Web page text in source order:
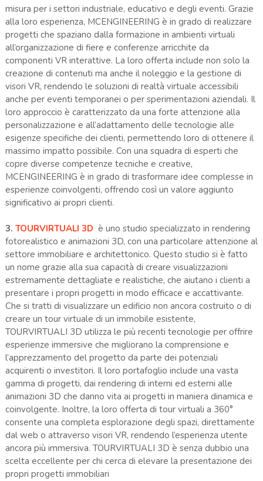
misura per i settori industriale, educativo e degli eventi. Grazie
alla loro esperienza, MCENGINEERING è in grado di realizzare
progetti che spaziano dalla formazione in ambienti virtuali
all’organizzazione di fiere e conferenze arricchite da
componenti VR interattive. La loro offerta include non solo la
creazione di contenuti ma anche il noleggio e la gestione di
visori VR, rendendo le soluzioni di realtà virtuale accessibili
anche per eventi temporanei o per sperimentazioni aziendali. Il
loro approccio è caratterizzato da una forte attenzione alla
personalizzazione e all’adattamento delle tecnologie alle
esigenze specifiche dei clienti, permettendo loro di ottenere il
massimo impatto possibile. Con una squadra di esperti che
copre diverse competenze tecniche e creative,
MCENGINEERING è in grado di trasformare idee complesse in
esperienze coinvolgenti, offrendo così un valore aggiunto
significativo ai propri clienti.
3. TOURVIRTUALI 3D è uno studio specializzato in rendering
fotorealistico e animazioni 3D, con una particolare attenzione al
settore immobiliare e architettonico. Questo studio si è fatto
un nome grazie alla sua capacità di creare visualizzazioni
estremamente dettagliate e realistiche, che aiutano i clienti a
presentare i propri progetti in modo efficace e accattivante.
Che si tratti di visualizzare un edificio non ancora costruito o di
creare un tour virtuale di un immobile esistente,
TOURVIRTUALI 3D utilizza le più recenti tecnologie per offrire
esperienze immersive che migliorano la comprensione e
l’apprezzamento del progetto da parte dei potenziali
acquirenti o investitori. Il loro portafoglio include una vasta
gamma di progetti, dai rendering di interni ed esterni alle
animazioni 3D che danno vita ai progetti in maniera dinamica e
coinvolgente. Inoltre, la loro offerta di tour virtuali a 360°
consente una completa esplorazione degli spazi, direttamente
dal web o attraverso visori VR, rendendo l’esperienza utente
ancora più immersiva. TOURVIRTUALI 3D è senza dubbio una
scelta eccellente per chi cerca di elevare la presentazione dei
propri progetti immobiliari​